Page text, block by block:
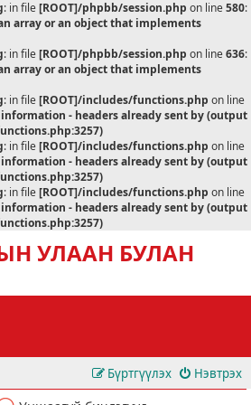
: in file[ROOT]/phpbb/session.php on line580:
array or an object that implements
: in file[ROOT]/phpbb/session.php on line636:
array or an object that implements
: in file[ROOT]/includes/functions.php on line
- headers already sent by (output
: in file[ROOT]/includes/functions.php on line
- headers already sent by (output
: in file[ROOT]/includes/functions.php on line
- headers already sent by (output
УЛААН БУЛАН
Нэвтрэх
Бүртгүүлэх